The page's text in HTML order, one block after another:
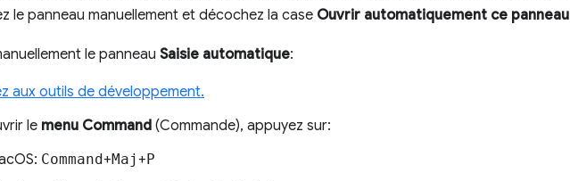
le panneau manuellement et décochez la case Ouvrir automatiquement ce panneau
le panneau Saisie automatique:
aux outils de développement.
le menu Command (Commande), appuyez sur:
Command+Maj+P